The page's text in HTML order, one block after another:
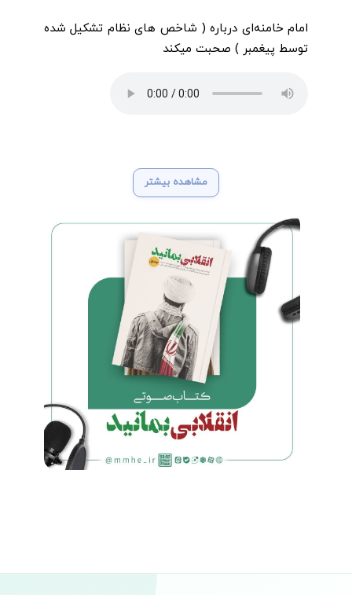
امام خامنه‌ای درباره ( شاخص های نظام تشکیل شده
توسط پیغمبر ) صحبت میکند
مشاهده بیشتر